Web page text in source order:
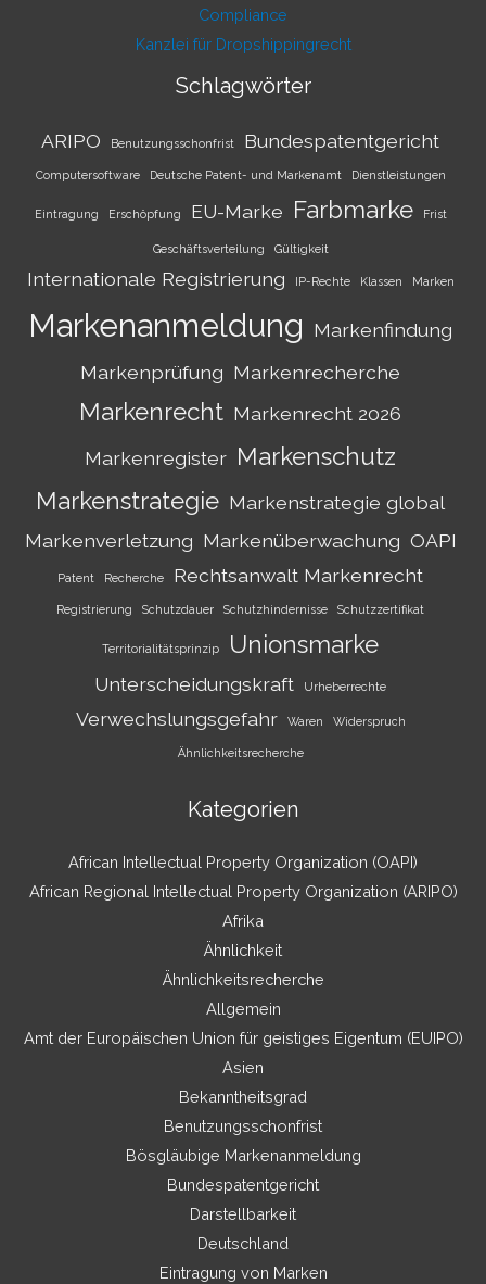
Compliance
Kanzlei für Dropshippingrecht
Schlagwörter
ARIPO Benutzungsschonfrist Bundespatentgericht
Computersoftware Deutsche Patent- und Markenamt Dienstleistungen
Eintragung Erschöpfung EU-Marke Farbmarke Frist
Geschäftsverteilung Gültigkeit
Internationale Registrierung IP-Rechte Klassen Marken
Markenanmeldung Markenfindung
Markenprüfung Markenrecherche
Markenrecht Markenrecht 2026
Markenregister Markenschutz
Markenstrategie Markenstrategie global
Markenverletzung Markenüberwachung OAPI
Patent Recherche Rechtsanwalt Markenrecht
Registrierung Schutzdauer Schutzhindernisse Schutzzertifikat
Territorialitätsprinzip Unionsmarke
Unterscheidungskraft Urheberrechte
Verwechslungsgefahr Waren Widerspruch
Ähnlichkeitsrecherche
Kategorien
African Intellectual Property Organization (OAPI)
African Regional Intellectual Property Organization (ARIPO)
Afrika
Ähnlichkeit
Ähnlichkeitsrecherche
Allgemein
Amt der Europäischen Union für geistiges Eigentum (EUIPO)
Asien
Bekanntheitsgrad
Benutzungsschonfrist
Bösgläubige Markenanmeldung
Bundespatentgericht
Darstellbarkeit
Deutschland
Eintragung von Marken